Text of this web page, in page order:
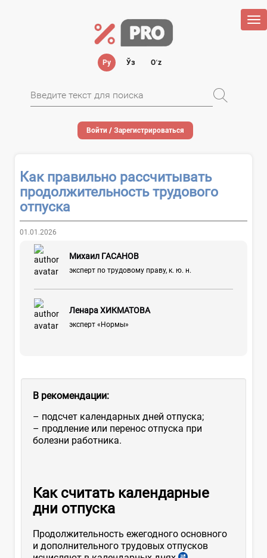
Ру Ўз Oʻz
Войти / Зарегистрироваться
Как правильно рассчитывать
продолжительность трудового
отпуска
01.01.2026
Михаил ГАСАНОВ
эксперт по трудовому праву, к. ю. н.
Ленара ХИКМАТОВА
эксперт «Нормы»
В рекомендации:
– подсчет календарных дней отпуска;
– продление или перенос отпуска при
болезни работника.
Как считать календарные
дни отпуска
Продолжительность ежегодного основного
и дополнительного трудовых отпусков